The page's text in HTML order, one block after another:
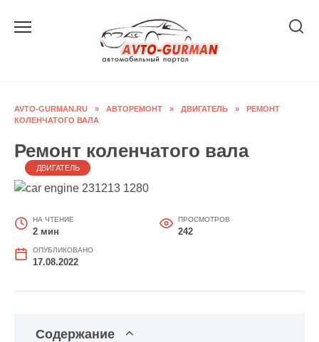
AVTO-GURMAN.RU » АВТОРЕМОНТ » ДВИГАТЕЛЬ »
РЕМОНТ
КОЛЕНЧАТОГО ВАЛА
Ремонт коленчатого вала
ДВИГАТЕЛЬ
НА ЧТЕНИЕ
2 мин
ПРОСМОТРОВ
242
ОПУБЛИКОВАНО
17.08.2022
Содержание